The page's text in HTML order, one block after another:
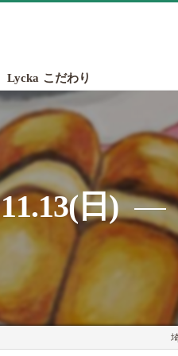
Lycka こだわり
11.13(日)